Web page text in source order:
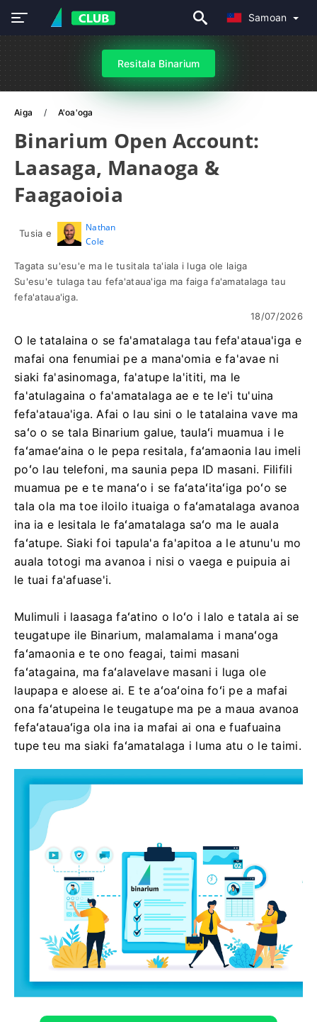
Samoan
Resitala Binarium
Aiga A'oa'oga
Binarium Open Account:
Laasaga, Manaoga &
Faagaoioia
Tusia e
Nathan
Cole
Tagata su'esu'e ma le tusitala ta'iala i luga ole laiga
Su'esu'e tulaga tau fefa'ataua'iga ma faiga fa'amatalaga tau
fefa'ataua'iga.
18/07/2026
O le tatalaina o se fa'amatalaga tau fefa'ataua'iga e
mafai ona fenumiai pe a mana'omia e fa'avae ni
siaki fa'asinomaga, fa'atupe la'ititi, ma le
fa'atulagaina o fa'amatalaga ae e te le'i tu'uina
fefa'ataua'iga. Afai o lau sini o le tatalaina vave ma
saʻo o se tala Binarium galue, taulaʻi muamua i le
faʻamaeʻaina o le pepa resitala, faʻamaonia lau imeli
poʻo lau telefoni, ma saunia pepa ID masani. Filifili
muamua pe e te manaʻo i se faʻataʻitaʻiga poʻo se
tala ola ma toe iloilo ituaiga o faʻamatalaga avanoa
ina ia e lesitala le faʻamatalaga saʻo ma le auala
faʻatupe. Siaki foi tapula'a fa'apitoa a le atunu'u mo
auala totogi ma avanoa i nisi o vaega e puipuia ai
le tuai fa'afuase'i.
Mulimuli i laasaga faʻatino o loʻo i lalo e tatala ai se
teugatupe ile Binarium, malamalama i manaʻoga
faʻamaonia e te ono feagai, taimi masani
faʻatagaina, ma faʻalavelave masani i luga ole
laupapa e aloese ai. E te aʻoaʻoina foʻi pe a mafai
ona faʻatupeina le teugatupe ma pe a maua avanoa
fefaʻatauaʻiga ola ina ia mafai ai ona e fuafuaina
tupe teu ma siaki faʻamatalaga i luma atu o le taimi.